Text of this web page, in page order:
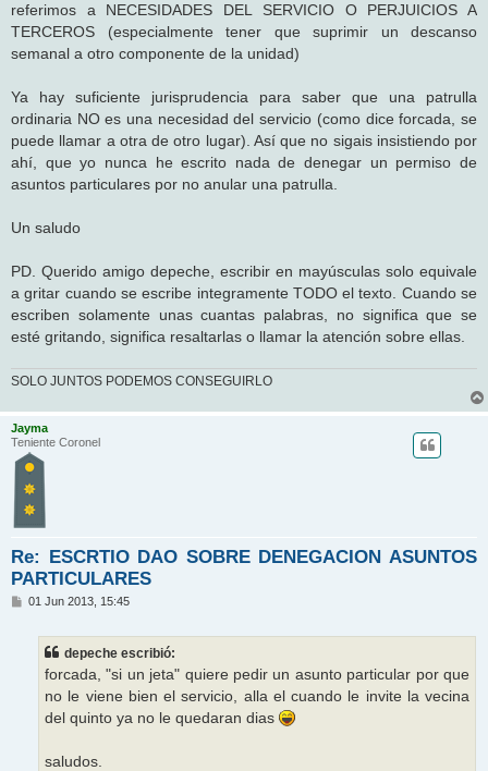
referimos a NECESIDADES DEL SERVICIO O PERJUICIOS A
TERCEROS (especialmente tener que suprimir un descanso
semanal a otro componente de la unidad)
Ya hay suficiente jurisprudencia para saber que una patrulla
ordinaria NO es una necesidad del servicio (como dice forcada, se
puede llamar a otra de otro lugar). Así que no sigais insistiendo por
ahí, que yo nunca he escrito nada de denegar un permiso de
asuntos particulares por no anular una patrulla.
Un saludo
PD. Querido amigo depeche, escribir en mayúsculas solo equivale
a gritar cuando se escribe integramente TODO el texto. Cuando se
escriben solamente unas cuantas palabras, no significa que se
esté gritando, significa resaltarlas o llamar la atención sobre ellas.
SOLO JUNTOS PODEMOS CONSEGUIRLO
Jayma
Teniente Coronel
Re: ESCRTIO DAO SOBRE DENEGACION ASUNTOS
PARTICULARES
M
01 Jun 2013, 15:45
depeche escribió:
forcada, "si un jeta" quiere pedir un asunto particular por que
no le viene bien el servicio, alla el cuando le invite la vecina
del quinto ya no le quedaran dias
saludos.